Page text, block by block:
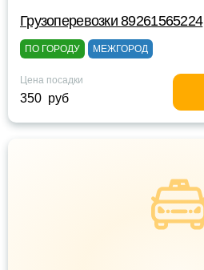
Грузоперевозки 89261565224
ПО ГОРОДУ МЕЖГОРОД
Цена посадки
350 руб